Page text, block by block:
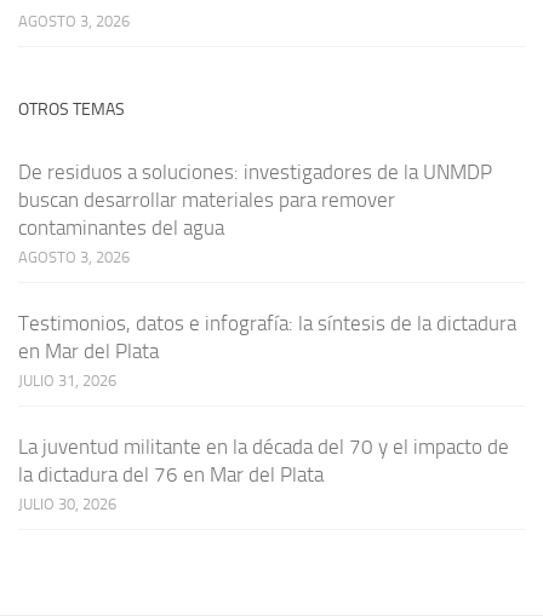
AGOSTO 3, 2026
OTROS TEMAS
De residuos a soluciones: investigadores de la UNMDP
buscan desarrollar materiales para remover
contaminantes del agua
AGOSTO 3, 2026
Testimonios, datos e infografía: la síntesis de la dictadura
en Mar del Plata
JULIO 31, 2026
La juventud militante en la década del 70 y el impacto de
la dictadura del 76 en Mar del Plata
JULIO 30, 2026